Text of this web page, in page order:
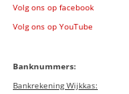
Volg ons op facebook
Volg ons op YouTube
Banknummers:
Bankrekening Wijkkas: